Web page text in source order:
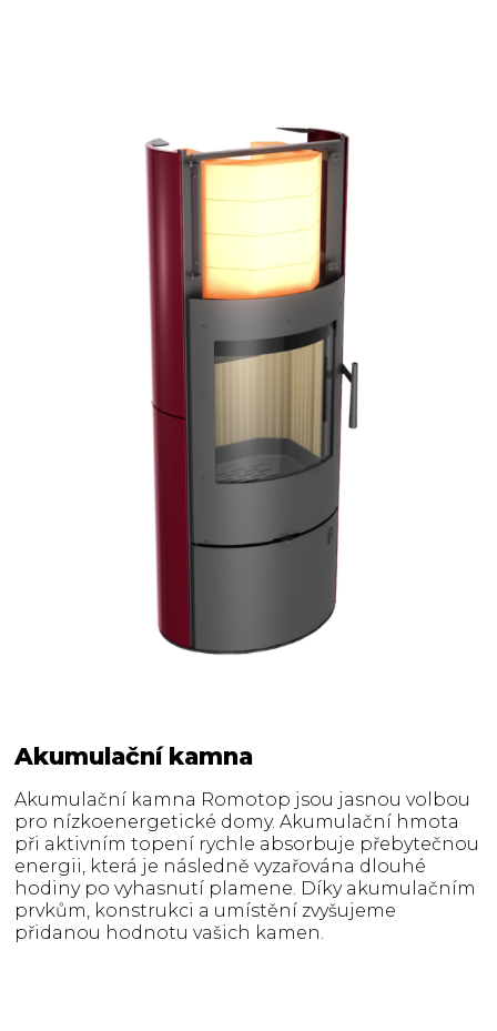
Akumulační kamna
Akumulační kamna Romotop jsou jasnou volbou
pro nízkoenergetické domy. Akumulační hmota
při aktivním topení rychle absorbuje přebytečnou
energii, která je následně vyzařována dlouhé
hodiny po vyhasnutí plamene. Díky akumulačním
prvkům, konstrukci a umístění zvyšujeme
přidanou hodnotu vašich kamen.